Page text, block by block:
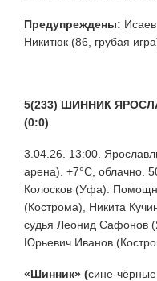
Предупреждены:
Никитюк (86, грубая
5(233) ШИННИК
(0:0)
3.04.26. 13:00.
арена). +7°С, облачно.
Колосков (Уфа).
(Кострома), Никита
судья Леонид Сафонов
Юрьевич Иванов
«Шинник» (сине-